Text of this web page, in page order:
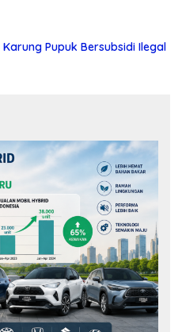
Pupuk Bersubsidi Ilegal